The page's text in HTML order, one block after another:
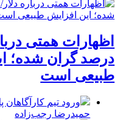
درصد گران شده؛
طبیعی است
ورود تیم کارآگاهان
حمیدرضا رجب‌زاده